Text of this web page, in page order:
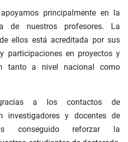
principalmente en la
de nuestros profesores. La
ellos está acreditada por sus
participaciones en proyectos y
tanto a nivel nacional como
a los contactos de
investigadores y docentes de
conseguido reforzar la